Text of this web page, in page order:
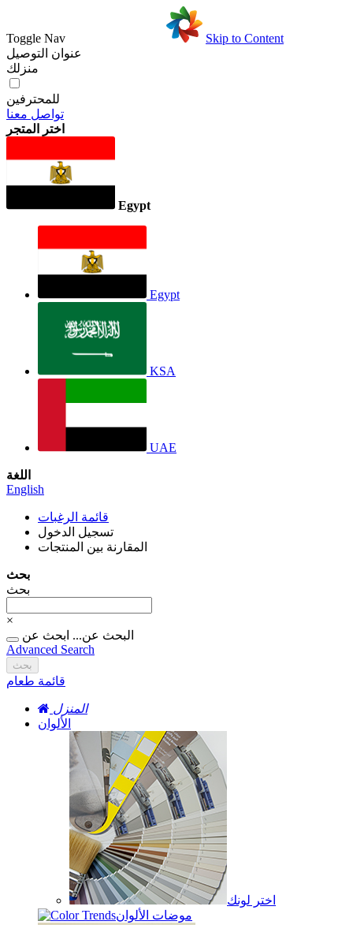
Toggle Nav
Skip to Content
عنوان التوصيل
منزلك
للمحترفين
تواصل معنا
اختر المتجر
Egypt
Egypt
KSA
UAE
اللغة
English
قائمة الرغبات
تسجيل الدخول
المقارنة بين المنتجات
بحث
بحث
×
البحث عن... ابحث عن
Advanced Search
بحث
قائمة طعام
المنزل
الألوان
اختر لونك
موضات الألوان